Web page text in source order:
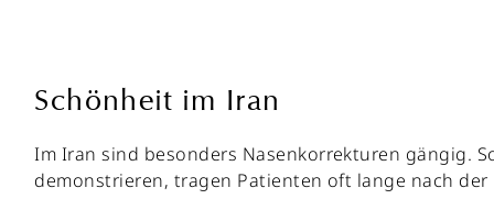
Schönheit im Iran
Im Iran sind besonders Nasenkorrekturen gängig.
demonstrieren, tragen Patienten oft lange nach